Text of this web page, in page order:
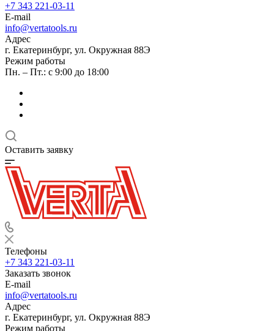
+7 343 221-03-11
E-mail
info@vertatools.ru
Адрес
г. Екатеринбург, ул. Окружная 88Э
Режим работы
Пн. – Пт.: с 9:00 до 18:00
Оставить заявку
Телефоны
+7 343 221-03-11
Заказать звонок
E-mail
info@vertatools.ru
Адрес
г. Екатеринбург, ул. Окружная 88Э
Режим работы